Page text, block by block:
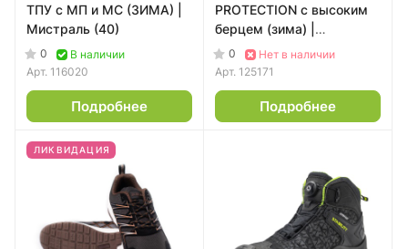
ТПУ с МП и МС (ЗИМА) |
Мистраль (40)
0
В наличии
Арт. 116020
Подробнее
PROTECTION с высоким
берцем (зима) |
Мистраль (41)
0
Нет в наличии
Арт. 125171
Подробнее
ЛИКВИДАЦИЯ